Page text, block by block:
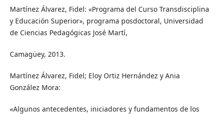
Martínez Álvarez, Fidel: «Programa del Curso Transdisciplina
y Educación Superior», programa posdoctoral, Universidad
de Ciencias Pedagógicas José Martí,
Camagüey, 2013.
Martínez Álvarez, Fidel; Eloy Ortiz Hernández y Ania
González Mora:
«Algunos antecedentes, iniciadores y fundamentos de los